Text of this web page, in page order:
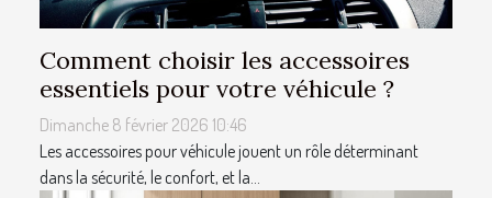
Comment choisir les accessoires
essentiels pour votre véhicule ?
Dimanche 8 février 2026 10:46
Les accessoires pour véhicule jouent un rôle déterminant
dans la sécurité, le confort, et la...